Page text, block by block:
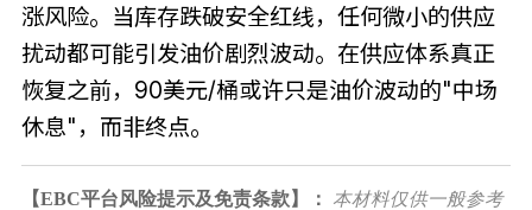
涨风险。当库存跌破安全红线，任何微小的供应
扰动都可能引发油价剧烈波动。在供应体系真正
恢复之前，90美元/桶或许只是油价波动的"中场
休息"，而非终点。
【EBC平台风险提示及免责条款】：
本材料仅供一般参考